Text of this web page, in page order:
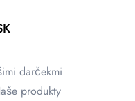
darčekmi
produkty